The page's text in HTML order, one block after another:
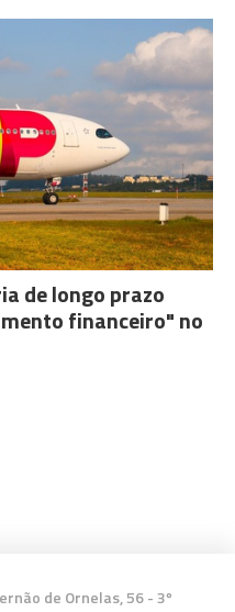
de longo prazo
financeiro" no
de Ornelas, 56 - 3º